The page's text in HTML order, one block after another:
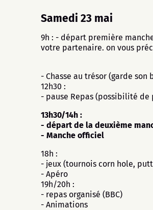
Samedi 23 mai
9h : - départ première
votre partenaire. on vous
- Chasse au trésor (garde
12h30 :
- pause Repas (possibilité
13h30/14h :
- départ de la deuxième
- Manche officiel
18h :
- jeux (tournois corn hole,
- Apéro
19h/20h :
- repas organisé (BBC)
- Animations